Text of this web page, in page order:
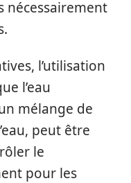
nécessairement
l’utilisation
l’eau
mélange de
peut être
le
pour les